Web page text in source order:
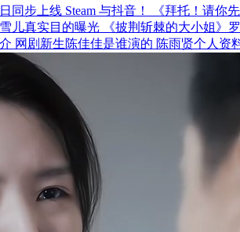
《拜托！请你
《披荆斩棘的大小姐》
网剧新生陈佳佳是谁演的 陈雨贤个人资